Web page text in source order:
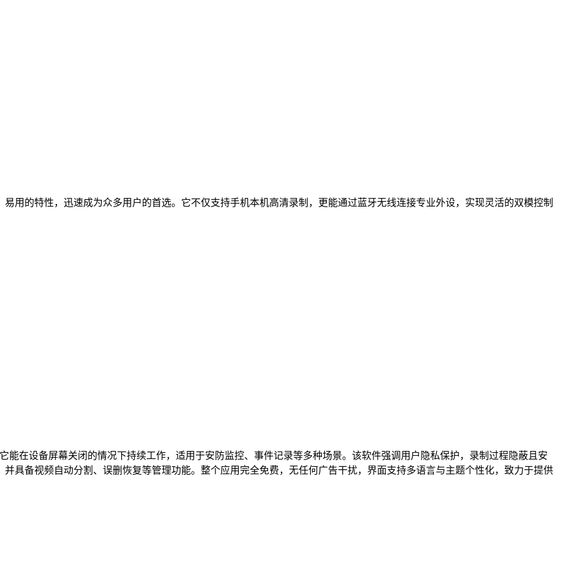
用的特性，迅速成为众多用户的首选。它不仅支持手机本机高清录制，更能通过蓝牙无线连接专业外设，实现灵活的双模控制
能在设备屏幕关闭的情况下持续工作，适用于安防监控、事件记录等多种场景。该软件强调用户隐私保护，录制过程隐蔽且安
具备视频自动分割、误删恢复等管理功能。整个应用完全免费，无任何广告干扰，界面支持多语言与主题个性化，致力于提供